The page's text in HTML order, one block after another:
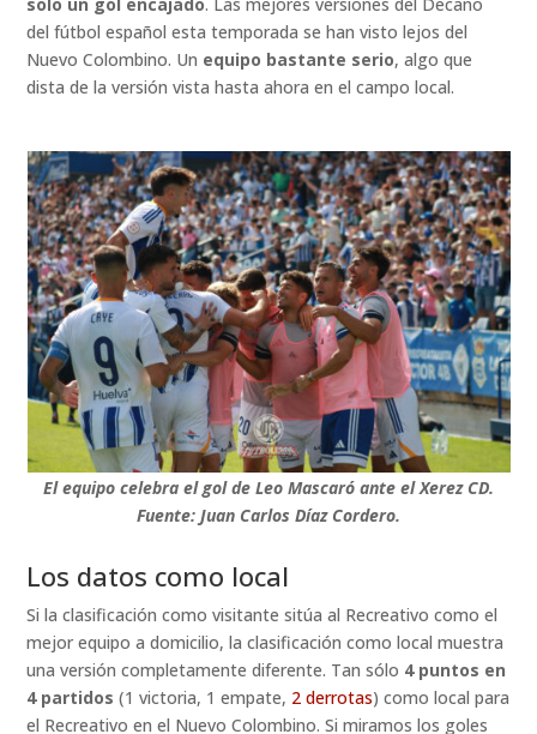
del fútbol español esta temporada se han visto lejos del
Nuevo Colombino. Un equipo bastante serio, algo que
dista de la versión vista hasta ahora en el campo local.
El equipo celebra el gol de Leo Mascaró ante el Xerez CD.
Fuente: Juan Carlos Díaz Cordero.
Los datos como local
Si la clasificación como visitante sitúa al Recreativo como el
mejor equipo a domicilio, la clasificación como local muestra
una versión completamente diferente. Tan sólo 4 puntos en
4 partidos (1 victoria, 1 empate, 2 derrotas) como local para
el Recreativo en el Nuevo Colombino. Si miramos los goles